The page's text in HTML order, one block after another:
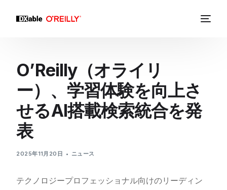
O’Reilly（オライリ
ー）、学習体験を向上さ
せるAI搭載検索統合を発
表
2025年11月20日 ニュース
テクノロジープロフェッショナル向けのリーディン